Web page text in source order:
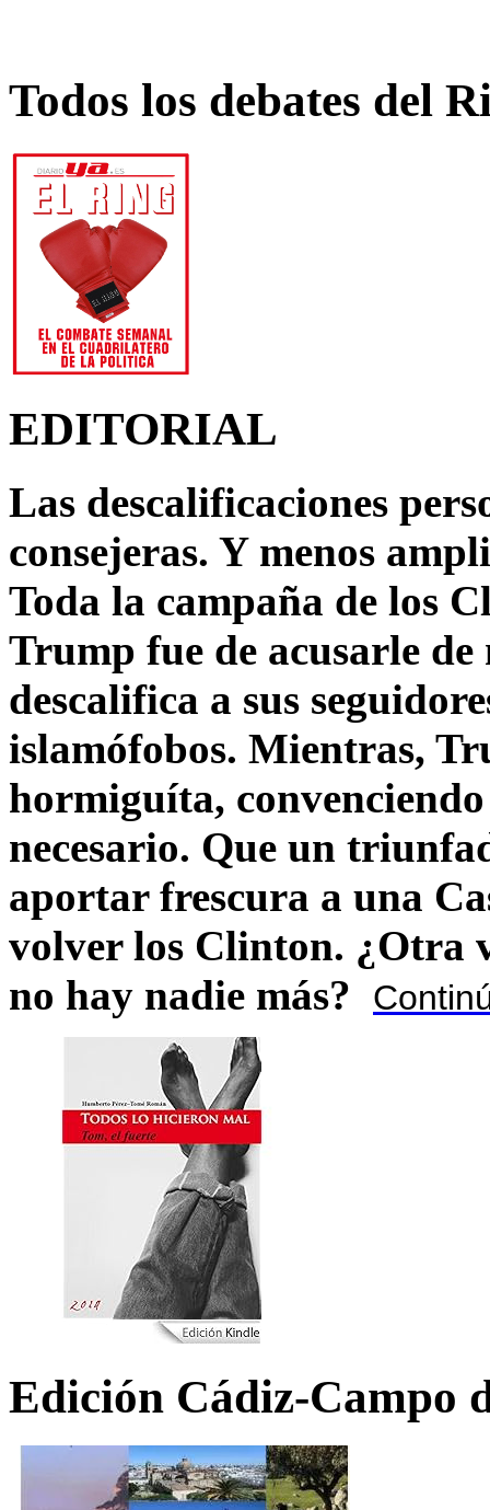
Todos los debates del
EDITORIAL
Las descalificaciones
consejeras. Y menos
Toda la campaña de los
Trump fue de acusarle
descalifica a sus
islamófobos. Mientras,
hormiguíta,
necesario. Que un
aportar frescura a una
volver los Clinton. ¿Otra
no hay nadie más?
Edición Cádiz-Campo